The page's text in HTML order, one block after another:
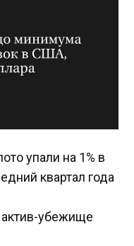
упали на 1% в
квартал года
убежище